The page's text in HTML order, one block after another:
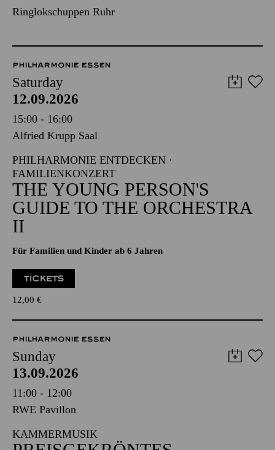
Ringlokschuppen Ruhr
PHILHARMONIE ESSEN
Saturday
12.09.2026
15:00 - 16:00
Alfried Krupp Saal
PHILHARMONIE ENTDECKEN ·
FAMILIENKONZERT
THE YOUNG PERSON'S
GUIDE TO THE ORCHESTRA
II
Für Familien und Kinder ab 6 Jahren
TICKETS
12,00 €
PHILHARMONIE ESSEN
Sunday
13.09.2026
11:00 - 12:00
RWE Pavillon
KAMMERMUSIK